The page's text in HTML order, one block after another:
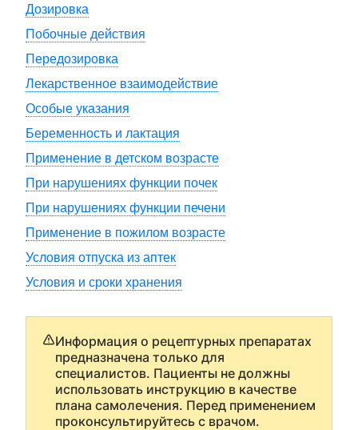
Дозировка
Побочные действия
Передозировка
Лекарственное взаимодействие
Особые указания
Беременность и лактация
Применение в детском возрасте
При нарушениях функции почек
При нарушениях функции печени
Применение в пожилом возрасте
Условия отпуска из аптек
Условия и сроки хранения
Информация о рецептурных препаратах
предназначена только для
специалистов. Пациенты не должны
использовать инструкцию в качестве
плана самолечения. Перед применением
проконсультируйтесь с врачом.